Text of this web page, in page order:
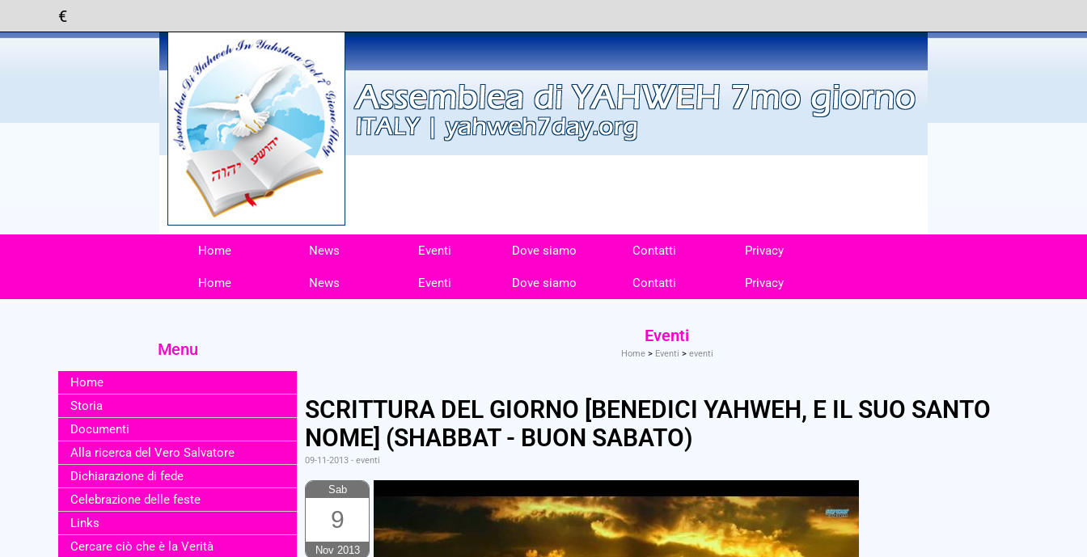
Home News Eventi Dove siamo Contatti Privacy
Home News Eventi Dove siamo Contatti Privacy
Menu
Home
Storia
Documenti
Alla ricerca del Vero Salvatore
Dichiarazione di fede
Celebrazione delle feste
Links
Cercare ciò che è la Verità
Eventi
Home> Eventi > eventi
SCRITTURA DEL GIORNO [BENEDICI YAHWEH, E IL SUO SANTO
NOME] (SHABBAT - BUON SABATO)
09-11-2013 - eventi
Sab
9
Nov 2013